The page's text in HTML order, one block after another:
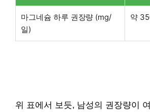
마그네슘 하루 권장량 (mg/
일)
약
위 표에서 보듯, 남성의 권장량이